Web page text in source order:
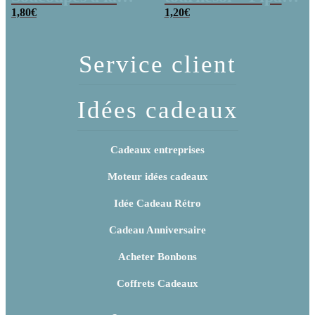
poudre (x20)
1,80€
x 3
1,20€
Service client
Idées cadeaux
Cadeaux entreprises
Moteur idées cadeaux
Idée Cadeau Rétro
Cadeau Anniversaire
Acheter Bonbons
Coffrets Cadeaux